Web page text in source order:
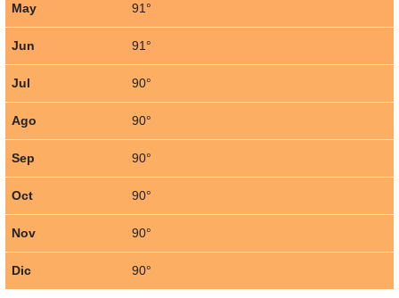
May 91°
Jun 91°
Jul 90°
Ago 90°
Sep 90°
Oct 90°
Nov 90°
Dic 90°